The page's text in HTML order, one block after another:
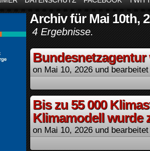
Archiv für Mai 10th,
4 Ergebnisse.
on Mai 10, 2026 und
Bis zu 55 000
Klimamodell wurde
on Mai 10, 2026 und